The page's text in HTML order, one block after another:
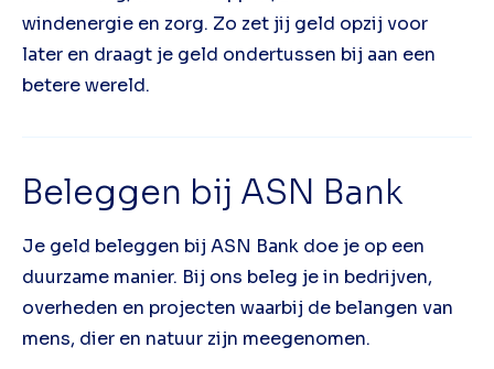
windenergie en zorg. Zo zet jij geld opzij voor
later en draagt je geld ondertussen bij aan een
betere wereld.
Beleggen bij ASN Bank
Je geld beleggen bij ASN Bank doe je op een
duurzame manier. Bij ons beleg je in bedrijven,
overheden en projecten waarbij de belangen van
mens, dier en natuur zijn meegenomen.